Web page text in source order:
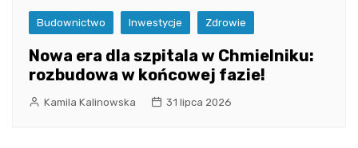
Budownictwo Inwestycje Zdrowie
Nowa era dla szpitala w Chmielniku:
rozbudowa w końcowej fazie!
Kamila Kalinowska 31 lipca 2026